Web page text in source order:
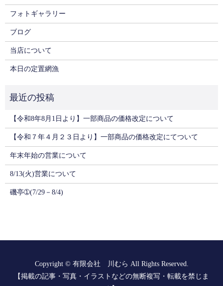
フォトギャラリー
ブログ
当店について
本日の定置網漁
【令和8年8月1日より】一部商品の価格改定について
【令和７年４月２３日より】一部商品の価格改定にてついて
年末年始の営業について
8/13(火)営業について
磯亭➀(7/29－8/4)
Copyright © 有限会社 川むら All Rights Reserved.
【掲載の記事・写真・イラストなどの無断複写・転載を禁じま